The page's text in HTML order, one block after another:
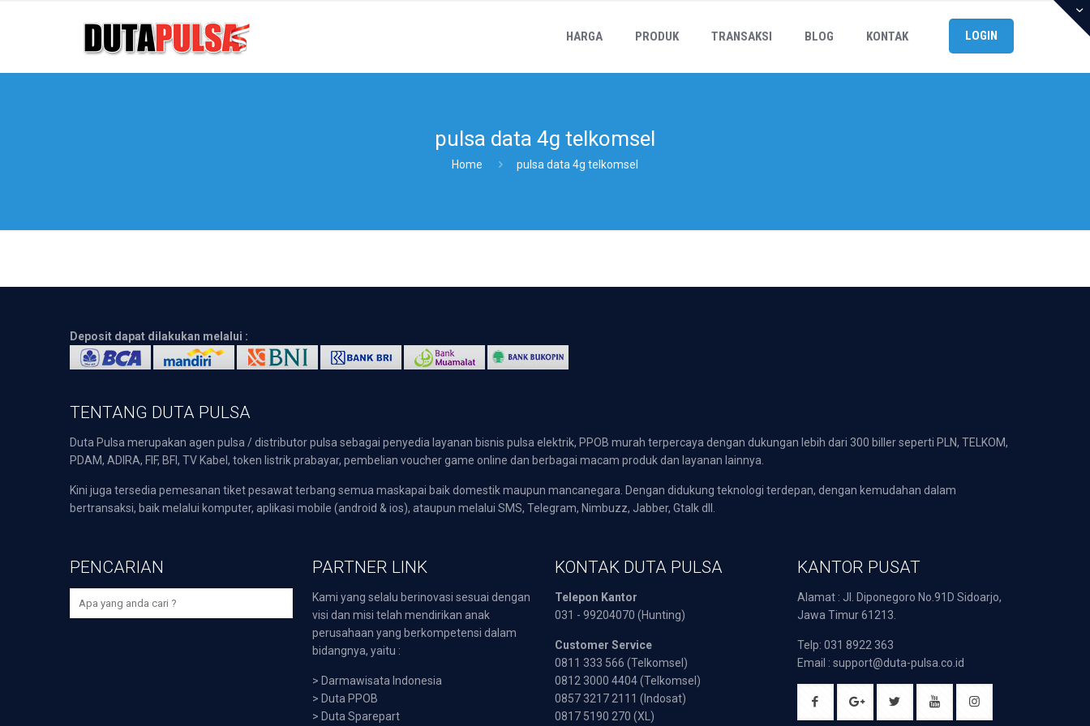
HARGA PRODUK TRANSAKSI BLOG KONTAK LOGIN
pulsa data 4g telkomsel
Home pulsa data 4g telkomsel
Deposit dapat dilakukan melalui :
TENTANG DUTA PULSA
Duta Pulsa merupakan agen pulsa / distributor pulsa sebagai penyedia layanan bisnis pulsa elektrik, PPOB murah terpercaya dengan dukungan lebih dari 300 biller seperti PLN, TELKOM,
PDAM, ADIRA, FIF, BFI, TV Kabel, token listrik prabayar, pembelian voucher game online dan berbagai macam produk dan layanan lainnya.
Kini juga tersedia pemesanan tiket pesawat terbang semua maskapai baik domestik maupun mancanegara. Dengan didukung teknologi terdepan, dengan kemudahan dalam
bertransaksi, baik melalui komputer, aplikasi mobile (android & ios), ataupun melalui SMS, Telegram, Nimbuzz, Jabber, Gtalk dll.
PENCARIAN PARTNER LINK
Kami yang selalu berinovasi sesuai dengan
visi dan misi telah mendirikan anak
perusahaan yang berkompetensi dalam
bidangnya, yaitu :
> Darmawisata Indonesia
> Duta PPOB
> Duta Sparepart
KONTAK DUTA PULSA
Telepon Kantor
031 - 99204070 (Hunting)
Customer Service
0811 333 566 (Telkomsel)
0812 3000 4404 (Telkomsel)
0857 3217 2111 (Indosat)
0817 5190 270 (XL)
KANTOR PUSAT
Alamat : Jl. Diponegoro No.91D Sidoarjo,
Jawa Timur 61213.
Telp: 031 8922 363
Email : support@duta-pulsa.co.id